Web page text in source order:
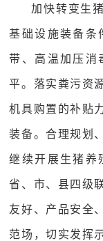
加快转变生
基础设施装备条
带、高温加压消
平。落实粪污资
机具购置的补贴
装备。合理规划
继续开展生猪养
省、市、县四级
友好、产品安全
范场，切实发挥